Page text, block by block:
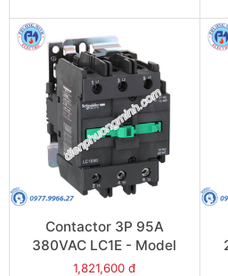
Contactor 3P 95A
380VAC LC1E - Model
LC1E95Q6
1,821,600 đ